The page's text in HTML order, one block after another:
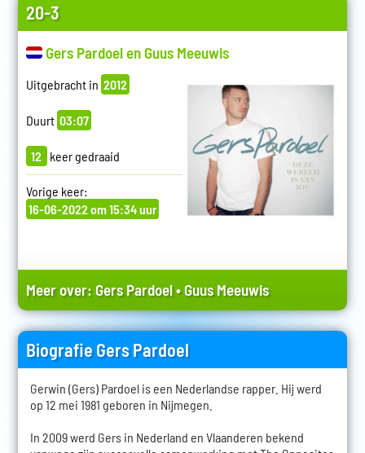
20-3
Gers Pardoel en Guus Meeuwis
Uitgebracht in 2012
Duurt 03:07
12 keer gedraaid
Vorige keer:
16-06-2022 om 15:34 uur
Meer over: Gers Pardoel•Guus Meeuwis
Biografie Gers Pardoel
Gerwin (Gers) Pardoel is een Nederlandse rapper. Hij werd
op 12 mei 1981 geboren in Nijmegen.
In 2009 werd Gers in Nederland en Vlaanderen bekend